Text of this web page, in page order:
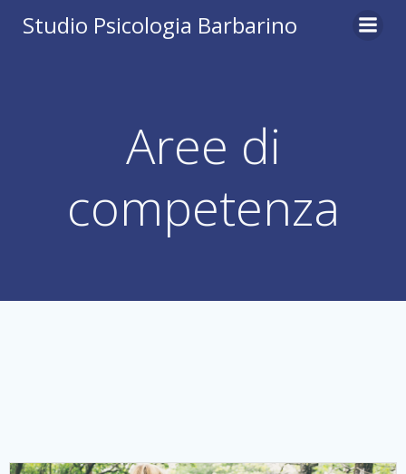
al
Studio Psicologia Barbarino
Aree di
competenza